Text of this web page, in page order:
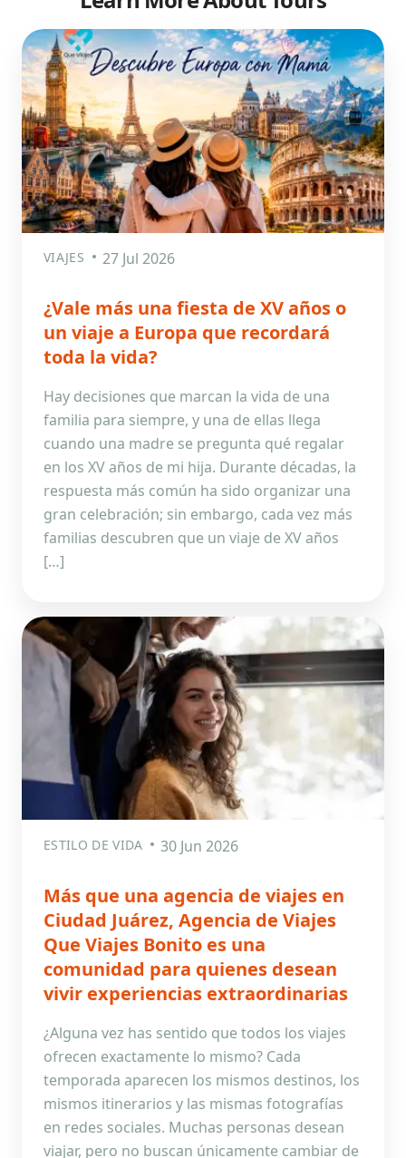
VIAJES 27 Jul 2026
¿Vale más una fiesta de XV años o
un viaje a Europa que recordará
toda la vida?
Hay decisiones que marcan la vida de una
familia para siempre, y una de ellas llega
cuando una madre se pregunta qué regalar
en los XV años de mi hija. Durante décadas, la
respuesta más común ha sido organizar una
gran celebración; sin embargo, cada vez más
familias descubren que un viaje de XV años
[…]
ESTILO DE VIDA 30 Jun 2026
Más que una agencia de viajes en
Ciudad Juárez, Agencia de Viajes
Que Viajes Bonito es una
comunidad para quienes desean
vivir experiencias extraordinarias
¿Alguna vez has sentido que todos los viajes
ofrecen exactamente lo mismo? Cada
temporada aparecen los mismos destinos, los
mismos itinerarios y las mismas fotografías
en redes sociales. Muchas personas desean
viajar, pero no buscan únicamente cambiar de